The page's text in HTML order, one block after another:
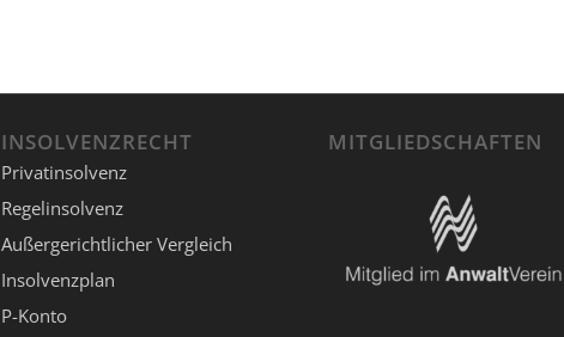
INSOLVENZRECHT
Privatinsolvenz
Regelinsolvenz
Außergerichtlicher Vergleich
Insolvenzplan
P-Konto
MITGLIEDSCHAFTEN